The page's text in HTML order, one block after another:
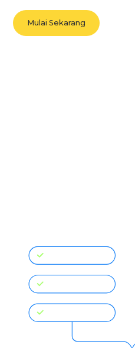
Mulai Sekarang